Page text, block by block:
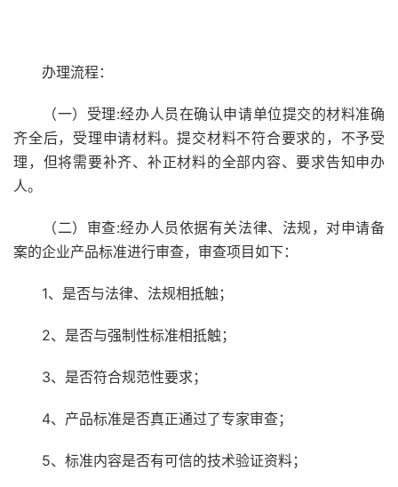
办理流程：
（一）受理:经办人员在确认申请单位提交的材料准确
齐全后，受理申请材料。提交材料不符合要求的，不予受
理，但将需要补齐、补正材料的全部内容、要求告知申办
人。
（二）审查:经办人员依据有关法律、法规，对申请备
案的企业产品标准进行审查，审查项目如下：
1、是否与法律、法规相抵触；
2、是否与强制性标准相抵触；
3、是否符合规范性要求；
4、产品标准是否真正通过了专家审查；
5、标准内容是否有可信的技术验证资料；